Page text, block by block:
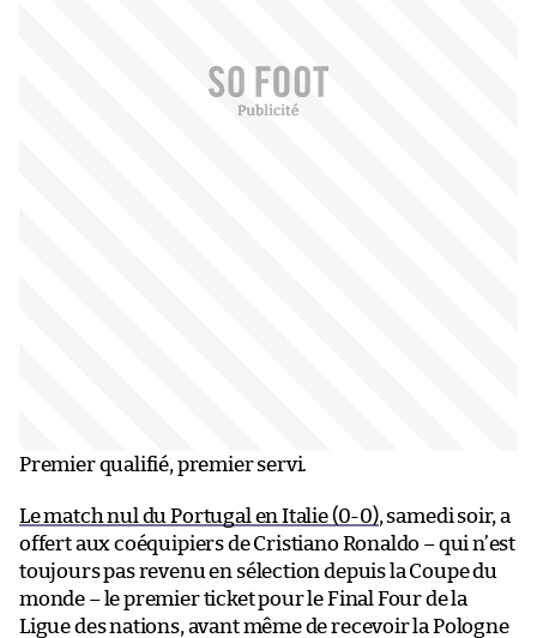
Premier qualifié, premier servi.
Le match nul du Portugal en Italie (0-0), samedi soir, a
offert aux coéquipiers de Cristiano Ronaldo – qui n’est
toujours pas revenu en sélection depuis la Coupe du
monde – le premier ticket pour le Final Four de la
Ligue des nations, avant même de recevoir la Pologne